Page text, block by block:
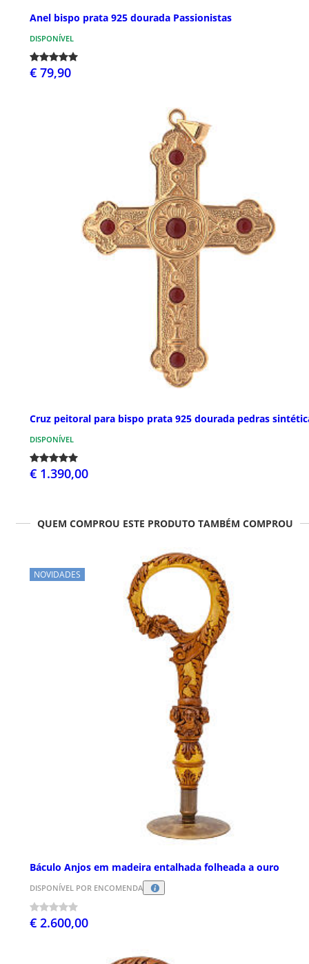
Anel bispo prata 925 dourada Passionistas
DISPONÍVEL
€ 79,90
Cruz peitoral para bispo prata 925 dourada pedras
DISPONÍVEL
€ 1.390,00
QUEM COMPROU ESTE PRODUTO TAMBÉM COMPROU
NOVIDADES
Báculo Anjos em madeira entalhada folheada a ouro
DISPONÍVEL POR ENCOMENDA
€ 2.600,00